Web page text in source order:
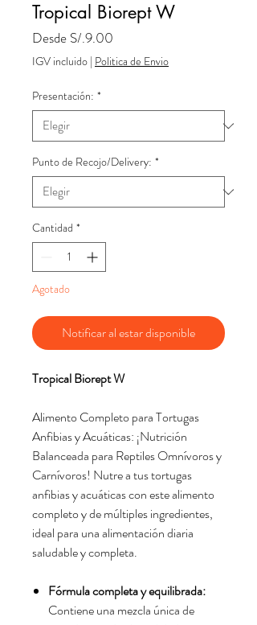
Tropical Biorept W
Desde S/.9.00
de
IGV incluido | Politica de Envio
Presentación: *
Punto de Recojo/Delivery: *
Cantidad *
Agotado
Notificar al estar disponible
Tropical Biorept W
Alimento Completo para Tortugas
Anfibias y Acuáticas: ¡Nutrición
Balanceada para Reptiles Omnívoros y
Carnívoros! Nutre a tus tortugas
anfibias y acuáticas con este alimento
completo y de múltiples ingredientes,
ideal para una alimentación diaria
saludable y completa.
Fórmula completa y equilibrada:
Contiene una mezcla única de